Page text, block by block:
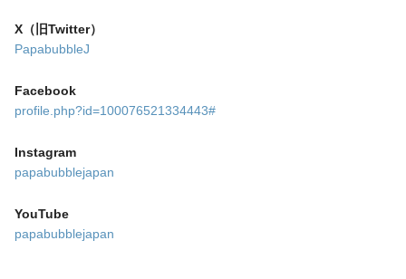
X（旧Twitter）
PapabubbleJ
Facebook
profile.php?id=100076521334443#
Instagram
papabubblejapan
YouTube
papabubblejapan